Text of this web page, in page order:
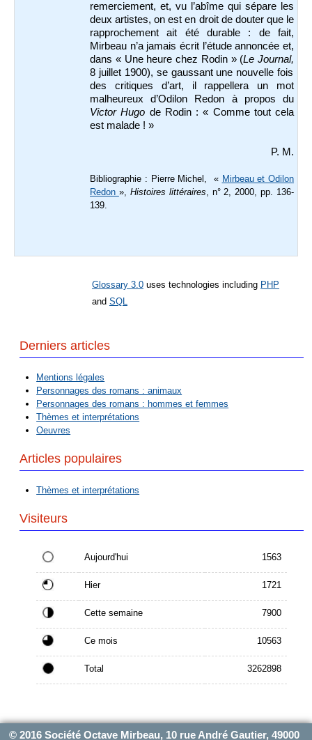
remerciement, et, vu l’abîme qui sépare les
deux artistes, on est en droit de douter que le
rapprochement ait été durable : de fait,
Mirbeau n’a jamais écrit l’étude annoncée et,
dans « Une heure chez Rodin » (Le Journal,
8 juillet 1900), se gaussant une nouvelle fois
des critiques d’art, il rappellera un mot
malheureux d’Odilon Redon à propos du
Victor Hugo de Rodin : « Comme tout cela
est malade ! »
P. M.
Bibliographie : Pierre Michel, « Mirbeau et Odilon
Redon », Histoires littéraires, n° 2, 2000, pp. 136-
139.
Glossary 3.0 uses technologies including PHP
and SQL
Derniers articles
Mentions légales
Personnages des romans : animaux
Personnages des romans : hommes et femmes
Thèmes et interprétations
Oeuvres
Articles populaires
Thèmes et interprétations
Visiteurs
Aujourd'hui 1563
Hier 1721
Cette semaine 7900
Ce mois 10563
Total 3262898
© 2016 Société Octave Mirbeau, 10 rue André Gautier, 49000